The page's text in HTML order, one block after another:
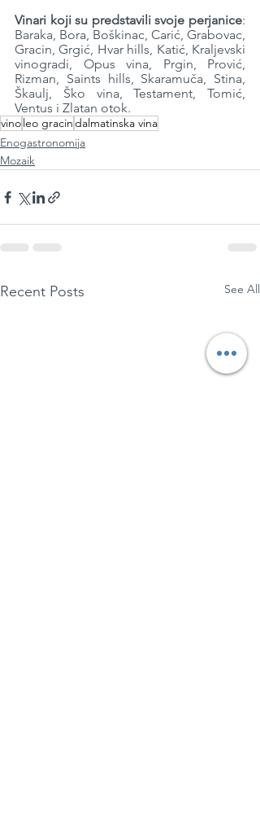
Vinari koji su predstavili svoje perjanice:
Baraka, Bora, Boškinac, Carić, Grabovac,
Gracin, Grgić, Hvar hills, Katić, Kraljevski
vinogradi, Opus vina, Prgin, Prović,
Rizman, Saints hills, Skaramuča, Stina,
Škaulj, Ško vina, Testament, Tomić,
Ventus i Zlatan otok.
vinoleo gracindalmatinska vina
Enogastronomija
Mozaik
Recent Posts See All